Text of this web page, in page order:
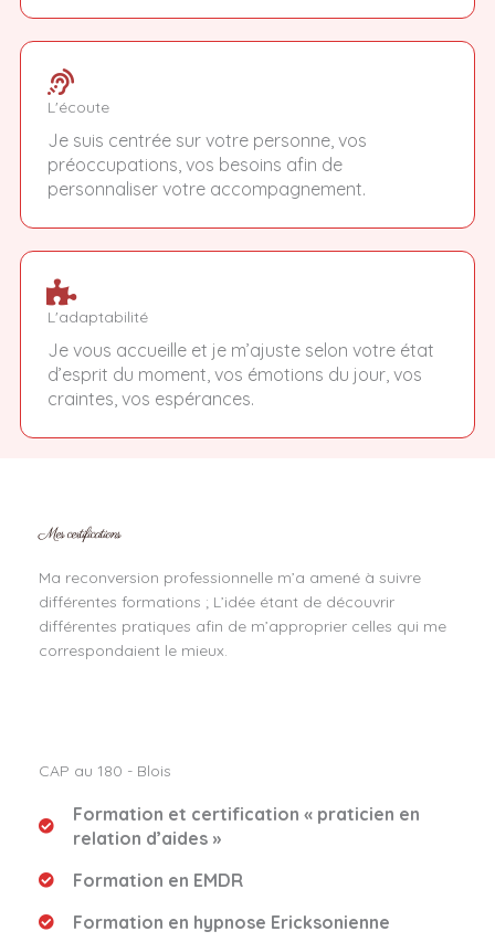
L'écoute
Je suis centrée sur votre personne, vos
préoccupations, vos besoins afin de
personnaliser votre accompagnement.
L'adaptabilité
Je vous accueille et je m’ajuste selon votre état
d’esprit du moment, vos émotions du jour, vos
craintes, vos espérances.
Mes certifications
Ma reconversion professionnelle m’a amené à suivre
différentes formations ; L’idée étant de découvrir
différentes pratiques afin de m’approprier celles qui me
correspondaient le mieux.
CAP au 180 - Blois
Formation et certification « praticien en
relation d’aides »
Formation en EMDR
Formation en hypnose Ericksonienne